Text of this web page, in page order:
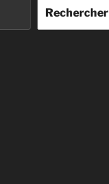
Rechercher